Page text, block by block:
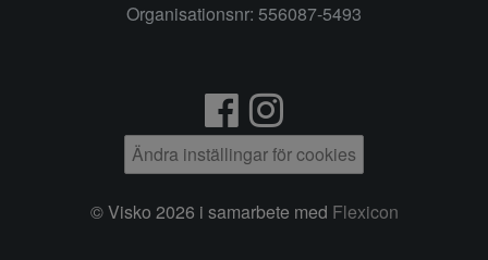
Organisationsnr: 556087-5493
Ändra inställingar för cookies
© Visko 2026 i samarbete med Flexicon